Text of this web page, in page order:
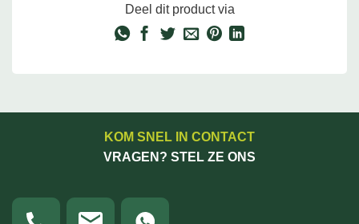
Deel dit product via
KOM SNEL IN CONTACT
VRAGEN? STEL ZE ONS